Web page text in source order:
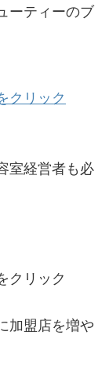
ーティーのブ
クリック
室経営者も必
クリック
加盟店を増や